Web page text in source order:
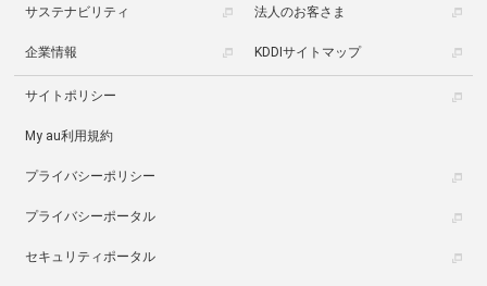
サステナビリティ 法人のお客さま
企業情報 KDDIサイトマップ
サイトポリシー
My au利用規約
プライバシーポリシー
プライバシーポータル
セキュリティポータル